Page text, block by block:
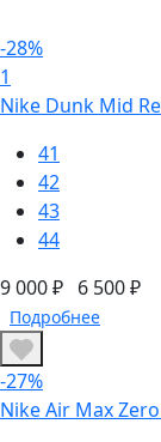
-28%
1
Nike Dunk Mid
41
42
43
44
9 000 ₽ 6 500 ₽
Подробнее
-27%
Nike Air Max